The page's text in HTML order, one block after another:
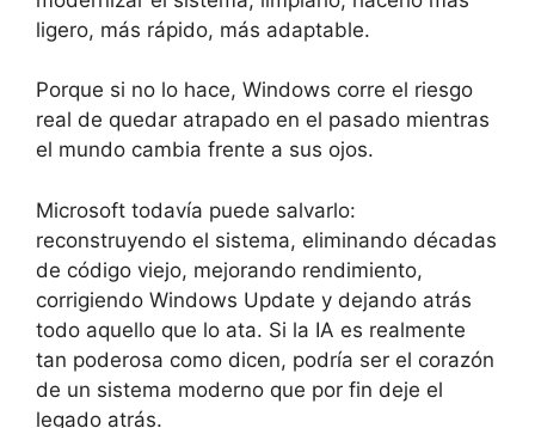
ligero, más rápido, más adaptable.
Porque si no lo hace, Windows corre el riesgo
real de quedar atrapado en el pasado mientras
el mundo cambia frente a sus ojos.
Microsoft todavía puede salvarlo:
reconstruyendo el sistema, eliminando décadas
de código viejo, mejorando rendimiento,
corrigiendo Windows Update y dejando atrás
todo aquello que lo ata. Si la IA es realmente
tan poderosa como dicen, podría ser el corazón
de un sistema moderno que por fin deje el
legado atrás.